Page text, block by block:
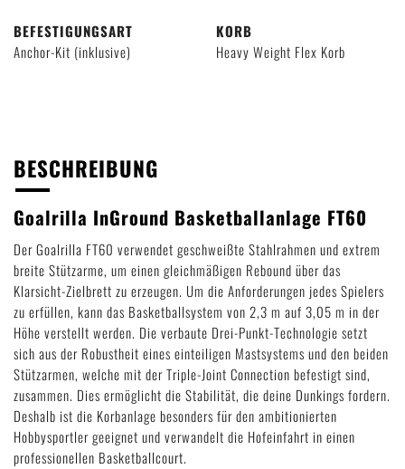
BEFESTIGUNGSART
Anchor-Kit (inklusive)
KORB
Heavy Weight Flex Korb
BESCHREIBUNG
Goalrilla InGround Basketballanlage FT60
Der Goalrilla FT60 verwendet geschweißte Stahlrahmen und extrem
breite Stützarme, um einen gleichmäßigen Rebound über das
Klarsicht-Zielbrett zu erzeugen. Um die Anforderungen jedes Spielers
zu erfüllen, kann das Basketballsystem von 2,3 m auf 3,05 m in der
Höhe verstellt werden. Die verbaute Drei-Punkt-Technologie setzt
sich aus der Robustheit eines einteiligen Mastsystems und den beiden
Stützarmen, welche mit der Triple-Joint Connection befestigt sind,
zusammen. Dies ermöglicht die Stabilität, die deine Dunkings fordern.
Deshalb ist die Korbanlage besonders für den ambitionierten
Hobbysportler geeignet und verwandelt die Hofeinfahrt in einen
professionellen Basketballcourt.